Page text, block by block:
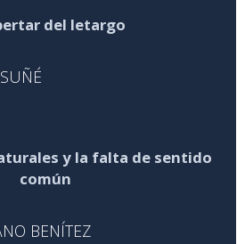
del letargo
y la falta de sentido
común
BENÍTEZ